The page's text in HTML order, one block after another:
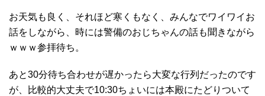
お天気も良く、それほど寒くもなく、みんなでワイワイお
話をしながら、時には警備のおじちゃんの話も聞きながら
ｗｗｗ参拝待ち。
あと30分待ち合わせが遅かったら大変な行列だったのです
が、比較的大丈夫で10:30ちょいには本殿にたどりついて